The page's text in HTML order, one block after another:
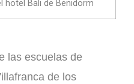
hotel Bali de Benidorm
las escuelas de
de los